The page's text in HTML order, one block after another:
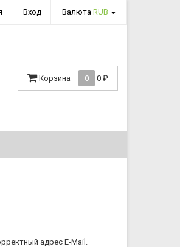
Вход Валюта RUB
Корзина 0 0 ₽
адрес E-Mail.